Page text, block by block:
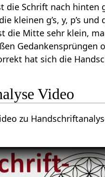
die Schrift nach
kleinen g’s, y, p’s
die Mitte sehr klein,
Gedankensprüngen
hat sich die
Video
zu